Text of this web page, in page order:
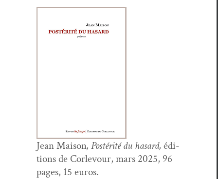
Jean Mai­son, Postérité du hasard, édi­
tions de Cor­levour, mars 2025, 96
pages, 15 euros.